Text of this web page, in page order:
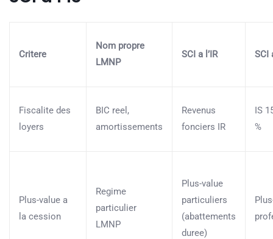
Critere
Nom propre
LMNP
SCI a l’IR SCI
Fiscalite des
loyers
BIC reel,
amortissements
Revenus
fonciers IR
IS
%
Plus-value a
la cession
Regime
particulier
LMNP
Plus-value
particuliers
(abattements
duree)